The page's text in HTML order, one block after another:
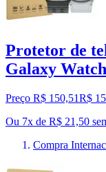
Protetor de
Galaxy
Preço R$ 150,51R$
Ou 7x de R$ 21,50
Compra